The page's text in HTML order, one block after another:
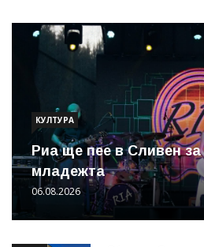
КУЛТУРА
Риа ще пее в Сливен
младежта
06.08.2026